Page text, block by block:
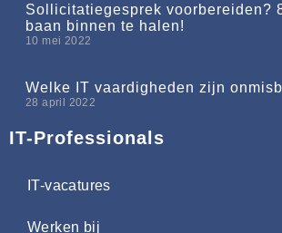
Sollicitatiegesprek voorbereiden?
baan binnen te halen!
10 mei 2022
Welke IT vaardigheden zijn
28 april 2022
IT-Professionals
IT-vacatures
Werken bij